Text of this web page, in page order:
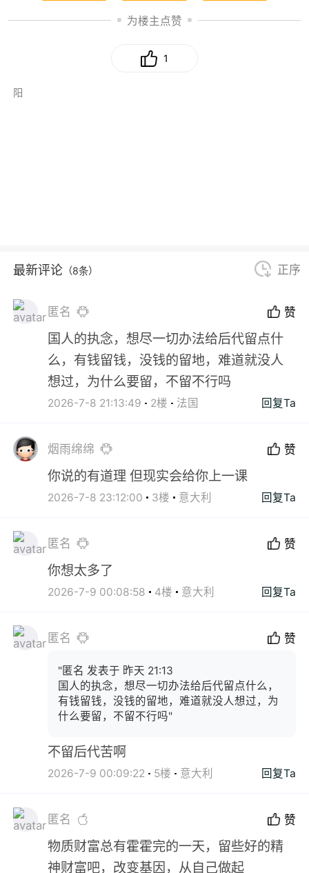
为楼主点赞
1
阳
最新评论 （8条） 正序
匿名 赞
国人的执念，想尽一切办法给后代留点什
么，有钱留钱，没钱的留地，难道就没人
想过，为什么要留，不留不行吗
2026-7-8 21:13:49 2楼 法国 回复Ta
烟雨绵绵 赞
你说的有道理 但现实会给你上一课
2026-7-8 23:12:00 3楼 意大利 回复Ta
匿名 赞
你想太多了
2026-7-9 00:08:58 4楼 意大利 回复Ta
匿名 赞
"匿名 发表于 昨天 21:13
国人的执念，想尽一切办法给后代留点什么，
有钱留钱，没钱的留地，难道就没人想过，为
什么要留，不留不行吗"
不留后代苦啊
2026-7-9 00:09:22 5楼 意大利 回复Ta
匿名 赞
物质财富总有霍霍完的一天，留些好的精
神财富吧，改变基因，从自己做起